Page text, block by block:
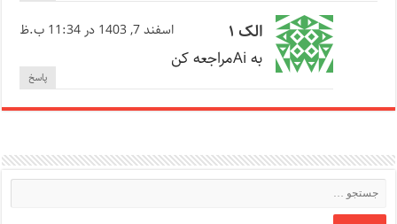
الک ۱ اسفند 7, 1403 در 11:34 ب.ظ
به Aiمراجعه کن
پاسخ